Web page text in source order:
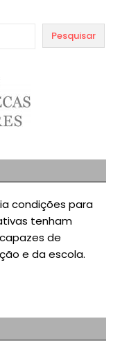
Pesquisar
condições para
tenham
de
e da escola.